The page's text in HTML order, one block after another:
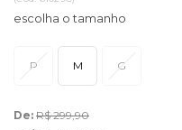
P M G
De: R$ 299,90